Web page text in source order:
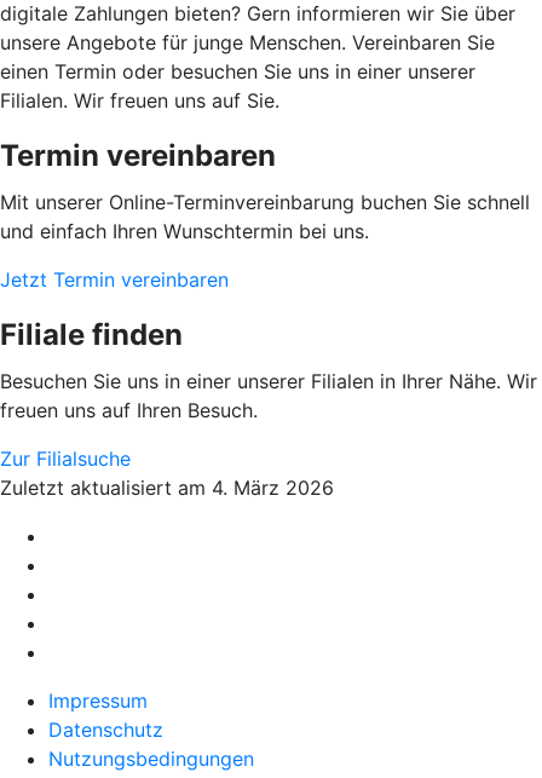
digitale Zahlungen bieten? Gern informieren wir Sie über
unsere Angebote für junge Menschen. Vereinbaren Sie
einen Termin oder besuchen Sie uns in einer unserer
Filialen. Wir freuen uns auf Sie.
Termin vereinbaren
Mit unserer Online-Terminvereinbarung buchen Sie schnell
und einfach Ihren Wunschtermin bei uns.
Jetzt Termin vereinbaren
Filiale finden
Besuchen Sie uns in einer unserer Filialen in Ihrer Nähe. Wir
freuen uns auf Ihren Besuch.
Zur Filialsuche
Zuletzt aktualisiert am 4. März 2026
Impressum
Datenschutz
Nutzungsbedingungen